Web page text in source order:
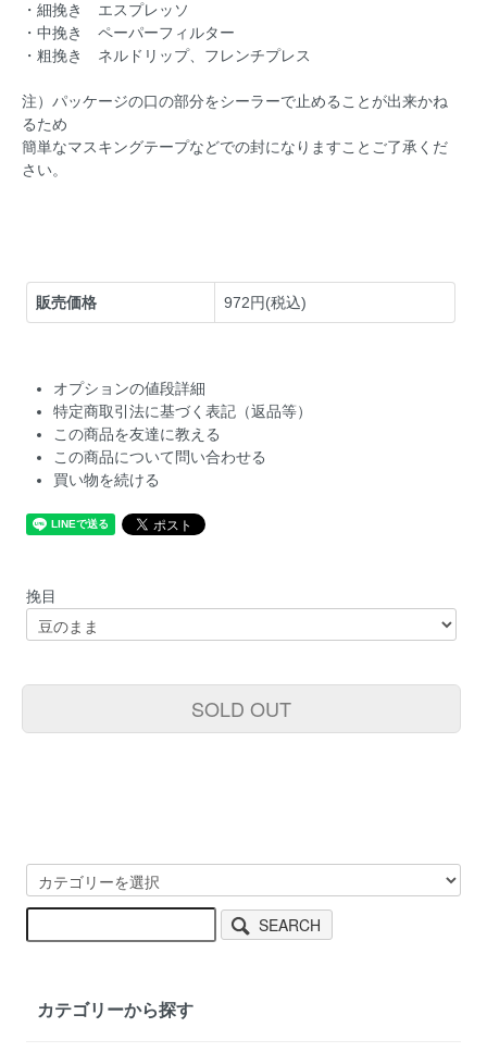
・細挽き エスプレッソ
・中挽き ペーパーフィルター
・粗挽き ネルドリップ、フレンチプレス
注）パッケージの口の部分をシーラーで止めることが出来かね
るため
簡単なマスキングテープなどでの封になりますことご了承くだ
さい。
販売価格 972円(税込)
オプションの値段詳細
特定商取引法に基づく表記（返品等）
この商品を友達に教える
この商品について問い合わせる
買い物を続ける
挽目
SOLD OUT
SEARCH
カテゴリーから探す